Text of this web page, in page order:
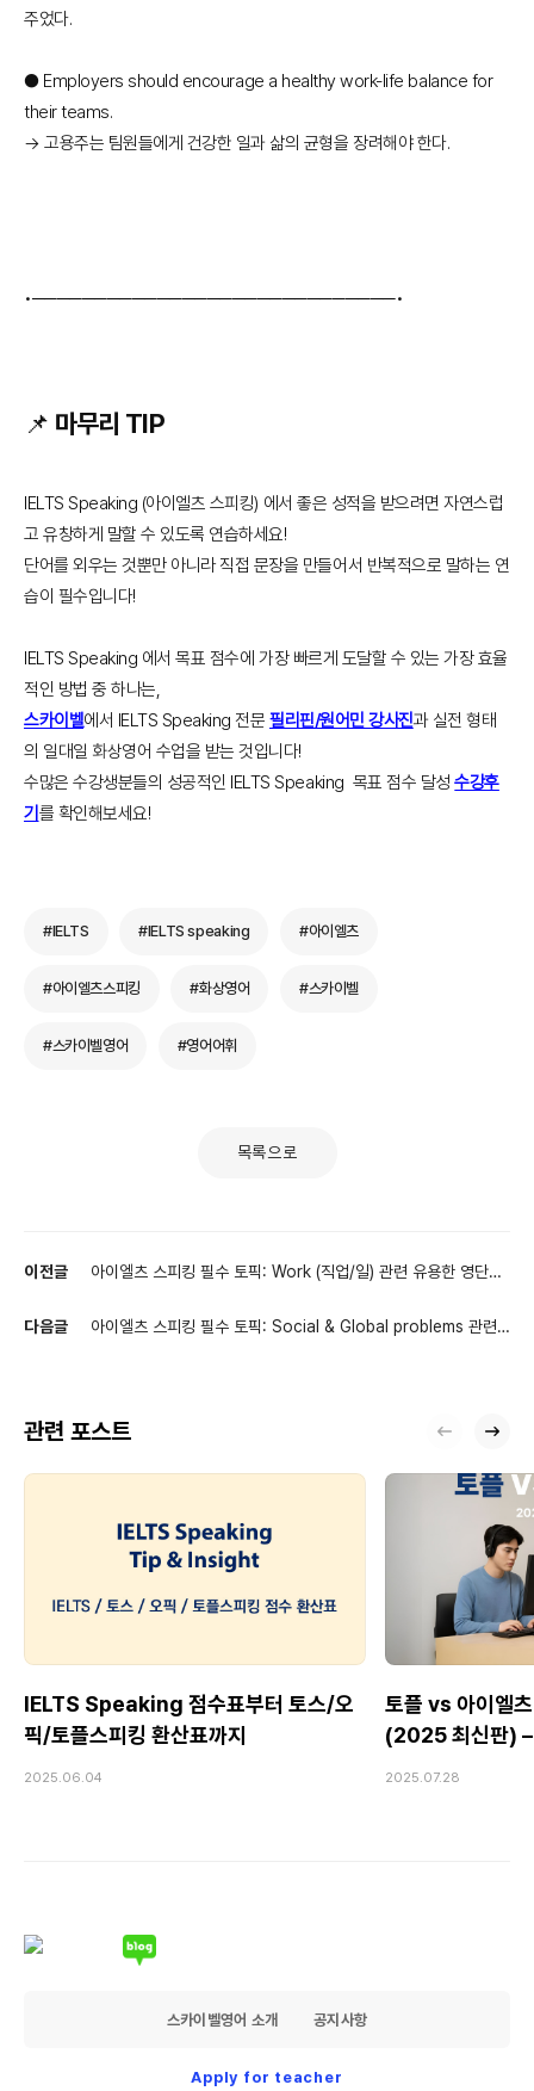
주었다.
● Employers should encourage a healthy work-life balance for
their teams.
→ 고용주는 팀원들에게 건강한 일과 삶의 균형을 장려해야 한다.
•─────────────────────────────•
📌 마무리 TIP
IELTS Speaking (아이엘츠 스피킹) 에서 좋은 성적을 받으려면 자연스럽
고 유창하게 말할 수 있도록 연습하세요!
단어를 외우는 것뿐만 아니라 직접 문장을 만들어서 반복적으로 말하는 연
습이 필수입니다!
IELTS Speaking 에서 목표 점수에 가장 빠르게 도달할 수 있는 가장 효율
적인 방법 중 하나는,
스카이벨에서 IELTS Speaking 전문필리핀/원어민 강사진과 실전 형태
의 일대일 화상영어 수업을 받는 것입니다!
수많은 수강생분들의 성공적인 IELTS Speaking 목표 점수 달성수강후
기 를 확인해보세요!
#IELTS #IELTS speaking #아이엘츠
#아이엘츠스피킹 #화상영어 #스카이벨
#스카이벨영어 #영어어휘
목록으로
이전글
아이엘츠 스피킹 필수 토픽: Work (직업/일) 관련 유용한 영단어!
다음글
아이엘츠 스피킹 필수 토픽: Social & Global problems 관련
관련 포스트
IELTS Speaking 점수표부터 토스/오
픽/토플스피킹 환산표까지
2025.06.04
토플 vs 아이엘
(2025 최신판) –
2025.07.28
스카이벨영어 소개 공지사항
Apply for teacher